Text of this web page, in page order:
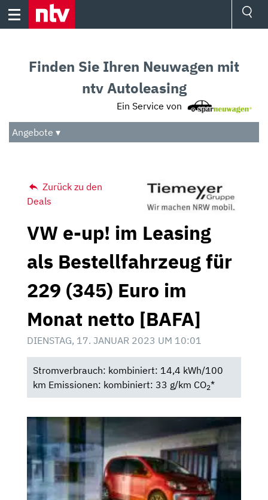
Skip
Audio
Das Beste
Finden Sie Ihren Neuwagen mit
ntv Autoleasing
Ein Service von
Angebote ▾
Zurück zu den
Deals
VW e-up! im Leasing
als Bestellfahrzeug für
229 (345) Euro im
Monat netto [BAFA]
DIENSTAG, 17. JANUAR 2023 UM 10:01
Stromverbrauch: kombiniert: 14,4 kWh/100
km Emissionen: kombiniert: 33 g/km CO2*